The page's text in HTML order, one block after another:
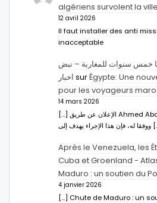
algériens survolent la
12 avril 2026
Il faut installer des anti
inacceptable
خمس سنوات للمغاربة – نبض
اخبار surÉgypte: Une
pour les voyageurs
14 mars 2026
[…] الإعلان عن طريق Ahmed Abdel-Latifسفير مصر بالرباط.
إلى […]
Après le Venezuela, les
Cuba et Groenland -
Maduro : un soutien du
4 janvier 2026
[…] Chute de Maduro : un